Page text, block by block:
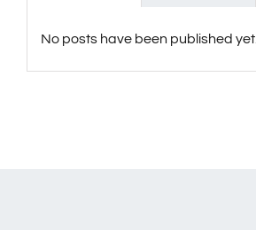
No posts have been published yet.